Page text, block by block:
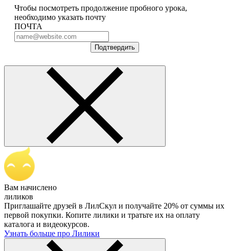
Чтобы посмотреть продолжение пробного урока,
необходимо указать почту
ПОЧТА
Подтвердить
Вам начислено
лиликов
Приглашайте друзей в ЛилСкул и получайте 20% от суммы их
первой покупки. Копите лилики и тратьте их на оплату
каталога и видеокурсов.
Узнать больше про Лилики